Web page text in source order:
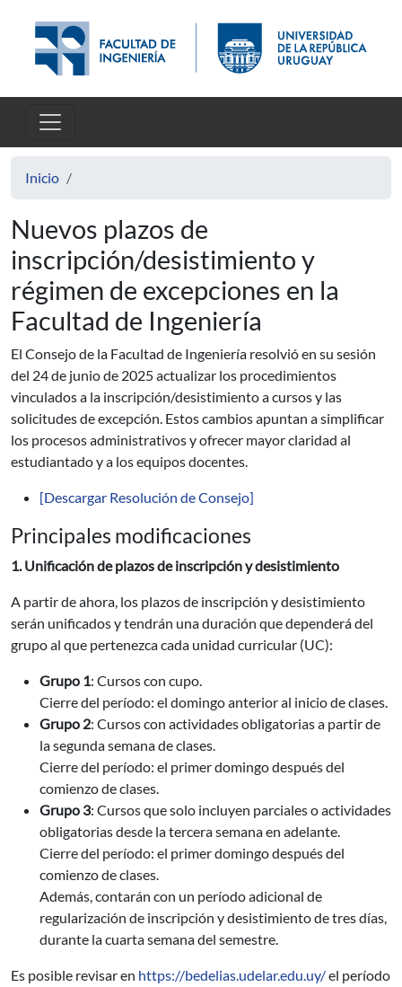
Inicio
Nuevos plazos de
inscripción/desistimiento y
régimen de excepciones en la
Facultad de Ingeniería
El Consejo de la Facultad de Ingeniería resolvió en su sesión
del 24 de junio de 2025 actualizar los procedimientos
vinculados a la inscripción/desistimiento a cursos y las
solicitudes de excepción. Estos cambios apuntan a simplificar
los procesos administrativos y ofrecer mayor claridad al
estudiantado y a los equipos docentes.
[Descargar Resolución de Consejo]
Principales modificaciones
1. Unificación de plazos de inscripción y desistimiento
A partir de ahora, los plazos de inscripción y desistimiento
serán unificados y tendrán una duración que dependerá del
grupo al que pertenezca cada unidad curricular (UC):
Grupo 1: Cursos con cupo.
Cierre del período: el domingo anterior al inicio de clases.
Grupo 2: Cursos con actividades obligatorias a partir de
la segunda semana de clases.
Cierre del período: el primer domingo después del
comienzo de clases.
Grupo 3: Cursos que solo incluyen parciales o actividades
obligatorias desde la tercera semana en adelante.
Cierre del período: el primer domingo después del
comienzo de clases.
Además, contarán con un período adicional de
regularización de inscripción y desistimiento de tres días,
durante la cuarta semana del semestre.
Es posible revisar en https://bedelias.udelar.edu.uy/el período